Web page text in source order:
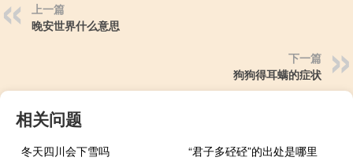
上一篇
晚安世界什么意思
下一篇
狗狗得耳螨的症状
相关问题
冬天四川会下雪吗
“君子多硁硁”的出处是哪里